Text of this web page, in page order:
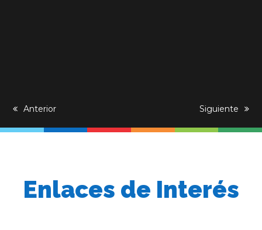
previous
Anterior
next
Siguiente
Enlaces de Interés